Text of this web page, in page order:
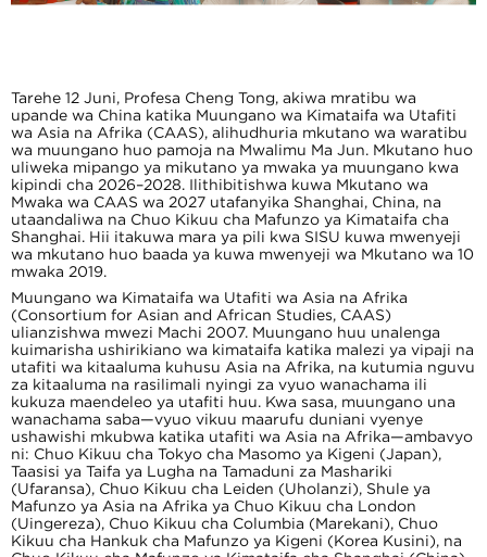
Tarehe 12 Juni, Profesa Cheng Tong, akiwa mratibu wa
upande wa China katika Muungano wa Kimataifa wa Utafiti
wa Asia na Afrika (CAAS), alihudhuria mkutano wa waratibu
wa muungano huo pamoja na Mwalimu Ma Jun. Mkutano huo
uliweka mipango ya mikutano ya mwaka ya muungano kwa
kipindi cha 2026–2028. Ilithibitishwa kuwa Mkutano wa
Mwaka wa CAAS wa 2027 utafanyika Shanghai, China, na
utaandaliwa na Chuo Kikuu cha Mafunzo ya Kimataifa cha
Shanghai. Hii itakuwa mara ya pili kwa SISU kuwa mwenyeji
wa mkutano huo baada ya kuwa mwenyeji wa Mkutano wa 10
mwaka 2019.
Muungano wa Kimataifa wa Utafiti wa Asia na Afrika
(Consortium for Asian and African Studies, CAAS)
ulianzishwa mwezi Machi 2007. Muungano huu unalenga
kuimarisha ushirikiano wa kimataifa katika malezi ya vipaji na
utafiti wa kitaaluma kuhusu Asia na Afrika, na kutumia nguvu
za kitaaluma na rasilimali nyingi za vyuo wanachama ili
kukuza maendeleo ya utafiti huu. Kwa sasa, muungano una
wanachama saba—vyuo vikuu maarufu duniani vyenye
ushawishi mkubwa katika utafiti wa Asia na Afrika—ambavyo
ni: Chuo Kikuu cha Tokyo cha Masomo ya Kigeni (Japan),
Taasisi ya Taifa ya Lugha na Tamaduni za Mashariki
(Ufaransa), Chuo Kikuu cha Leiden (Uholanzi), Shule ya
Mafunzo ya Asia na Afrika ya Chuo Kikuu cha London
(Uingereza), Chuo Kikuu cha Columbia (Marekani), Chuo
Kikuu cha Hankuk cha Mafunzo ya Kigeni (Korea Kusini), na